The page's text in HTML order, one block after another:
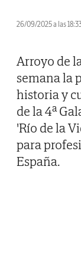
26/09/2025 a las
Arroyo de
semana la
historia y
de la 4ª
'Río de la
para
España.